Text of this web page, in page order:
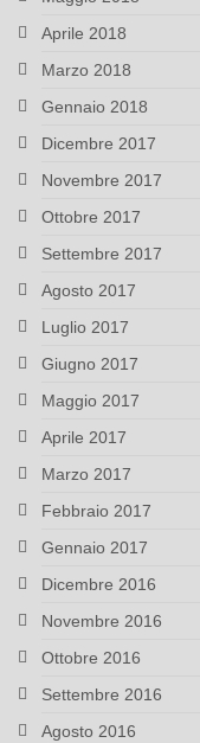
Aprile 2018
Marzo 2018
Gennaio 2018
Dicembre 2017
Novembre 2017
Ottobre 2017
Settembre 2017
Agosto 2017
Luglio 2017
Giugno 2017
Maggio 2017
Aprile 2017
Marzo 2017
Febbraio 2017
Gennaio 2017
Dicembre 2016
Novembre 2016
Ottobre 2016
Settembre 2016
Agosto 2016